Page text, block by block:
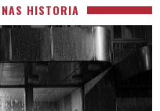
HISTORIA